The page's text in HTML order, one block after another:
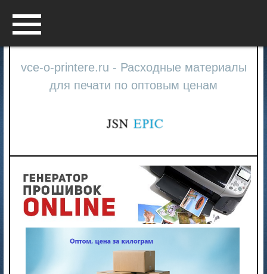
vce-o-printere.ru - Расходные материалы
для печати по оптовым ценам